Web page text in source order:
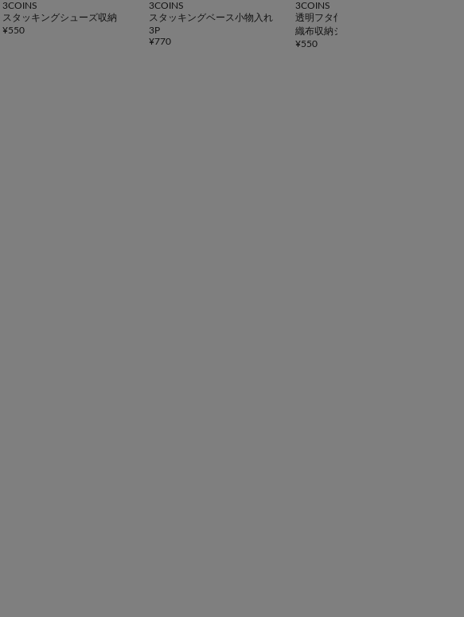
3COINS
スタッキングシューズ収納
¥550
3COINS
スタッキングベース小物入れ
3P
¥770
3COINS
透明フタ付き前開きBOX／不
織布収納シリーズ
¥550